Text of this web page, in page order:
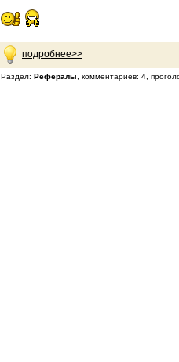
подробнее>>
Раздел: Рефералы , комментариев: 4,